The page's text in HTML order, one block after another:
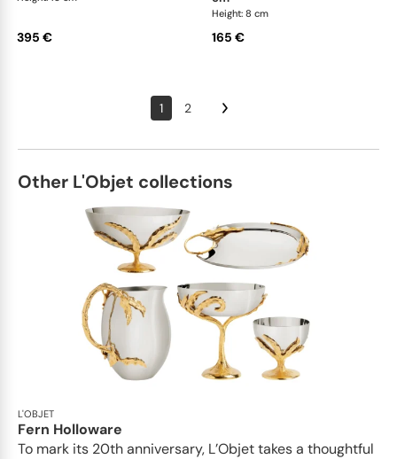
395 €
Height: 8 cm
165 €
1 2
Other L'Objet collections
L'OBJET
Fern Holloware
To mark its 20th anniversary, L’Objet takes a thoughtful